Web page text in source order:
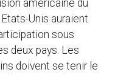
américaine du
Unis auraient
sous
deux pays. Les
doivent se tenir le